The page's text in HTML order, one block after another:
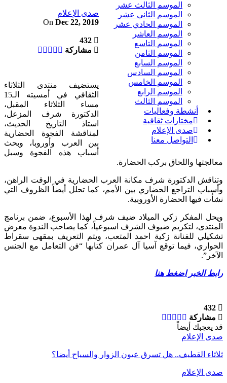
الموسم الثالث عشر
الموسم الثاني عشر
الموسم الحادي عشر
الموسم العاشر
الموسم التاسع
الموسم الثامن
الموسم السابع
الموسم السادس
الموسم الخامس
الموسم الرابع
الموسم الثالث
أنشطة وفعاليات
مختارات ثقافية
صدى الإعلام
التواصل معنا
صدى الإعلام
On Dec 22, 2019
432
مشاركة
يستضيف منتدى الثلاثاء
الثقافي في أمسيته الـ15
مساء الثلاثاء المقبل،
الدكتورة شرف المزعل،
استاذ التاريخ الحديث،
لمناقشة الفجوة الحضارية
بين العرب وأوروبا، وبحث
أسباب هذه الفجوة وسبل
معالجتها واللحاق بركب الحضارة.
وتناقش الدكتورة شرف مكانة العرب الحضارية في الوقت الراهن،
وأسباب التراجع الحضاري بين الأمم، كما تحلل أيضاً الظروف التي
نشأت فيها الحضارة الأوروبية.
ويحل المفكر زكي الميلاد ضيف شرف لهذا الأسبوع، ضمن برنامج
المنتدى، لتكريم ضيوف الشرف اسبوعياً، كما يصاحب الندوة معرض
تشكيلي للفنانة زكية احمد المتعب، ويتم التعريف بمقهى سقراط
الحواري، فيما توقع آسيا آل عمران كتابها “فن التعامل مع الجنس
الآخر”.
رابط الخبر اضغط هنا
432
مشاركة
قد يعجبك أيضاً
صدى الإعلام
ثلاثاء القطيف.. هل تسرق عيون الزوار والسياح أيضا؟
صدى الإعلام